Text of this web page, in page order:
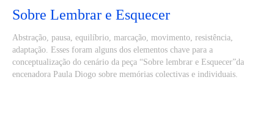
Sobre Lembrar e Esquecer
Abstração, pausa, equilíbrio, marcação, movimento, resistência,
adaptação. Esses foram alguns dos elementos chave para a
conceptualização do cenário da peça “Sobre lembrar e Esquecer”da
encenadora Paula Diogo sobre memórias colectivas e individuais.